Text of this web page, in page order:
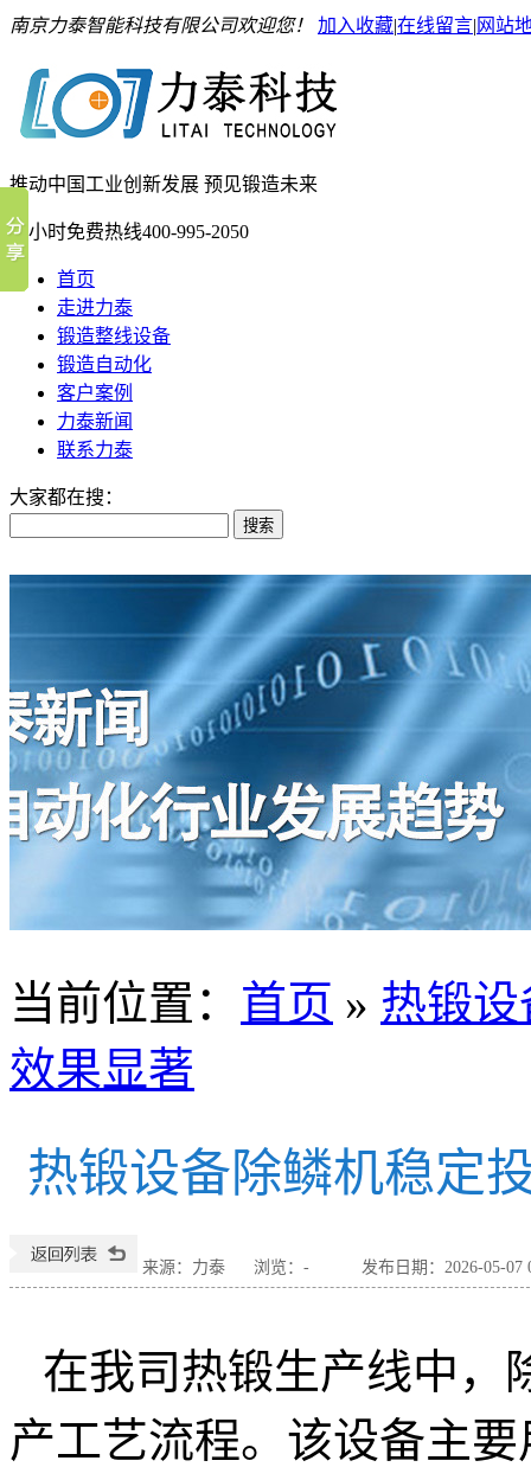
南京力泰智能科技有限公司欢迎您！ 加入收藏|在线留言| 网站
推动中国工业创新发展 预见锻造未来
24小时免费热线400-995-2050
首页
走进力泰
锻造整线设备
锻造自动化
客户案例
力泰新闻
联系力泰
大家都在搜：
当前位置 ： 首页 » 热锻
效果显著
热锻设备除鳞机稳定
来源：力泰 浏览： - 发布日期：2026-05-07
在我司热锻生产线中，
产工艺流程。该设备主